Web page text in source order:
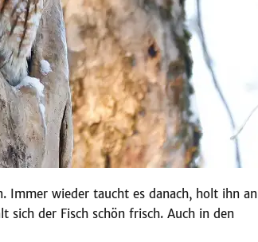
Immer wieder taucht es danach, holt ihn an
sich der Fisch schön frisch. Auch in den